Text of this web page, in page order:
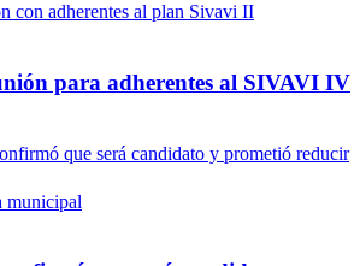
para adherentes al SIVAVI IV